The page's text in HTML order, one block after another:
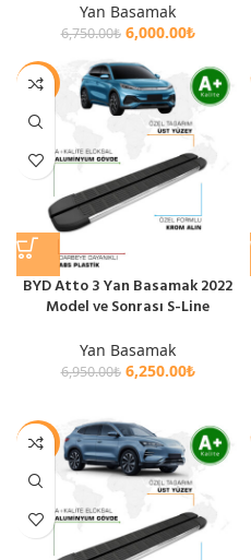
Yan Basamak
6,750.00₺ 6,000.00₺
-10%
BYD Atto 3 Yan Basamak 2022
Model ve Sonrası S-Line
Yan Basamak
6,950.00₺ 6,250.00₺
-10%